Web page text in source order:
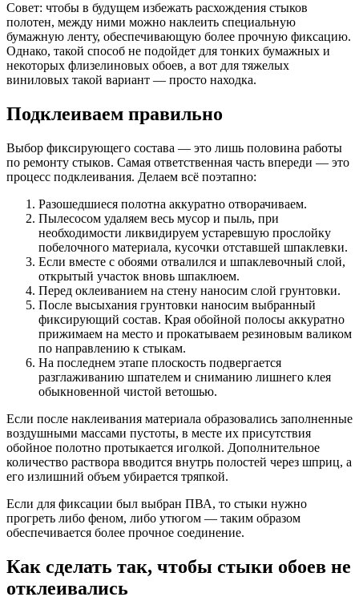
Совет: чтобы в будущем избежать расхождения стыков
полотен, между ними можно наклеить специальную
бумажную ленту, обеспечивающую более прочную фиксацию.
Однако, такой способ не подойдет для тонких бумажных и
некоторых флизелиновых обоев, а вот для тяжелых
виниловых такой вариант — просто находка.
Подклеиваем правильно
Выбор фиксирующего состава — это лишь половина работы
по ремонту стыков. Самая ответственная часть впереди — это
процесс подклеивания. Делаем всё поэтапно:
Разошедшиеся полотна аккуратно отворачиваем.
Пылесосом удаляем весь мусор и пыль, при
необходимости ликвидируем устаревшую прослойку
побелочного материала, кусочки отставшей шпаклевки.
Если вместе с обоями отвалился и шпаклевочный слой,
открытый участок вновь шпаклюем.
Перед оклеиванием на стену наносим слой грунтовки.
После высыхания грунтовки наносим выбранный
фиксирующий состав. Края обойной полосы аккуратно
прижимаем на место и прокатываем резиновым валиком
по направлению к стыкам.
На последнем этапе плоскость подвергается
разглаживанию шпателем и сниманию лишнего клея
обыкновенной чистой ветошью.
Если после наклеивания материала образовались заполненные
воздушными массами пустоты, в месте их присутствия
обойное полотно протыкается иголкой. Дополнительное
количество раствора вводится внутрь полостей через шприц, а
его излишний объем убирается тряпкой.
Если для фиксации был выбран ПВА, то стыки нужно
прогреть либо феном, либо утюгом — таким образом
обеспечивается более прочное соединение.
Как сделать так, чтобы стыки обоев не
отклеивались